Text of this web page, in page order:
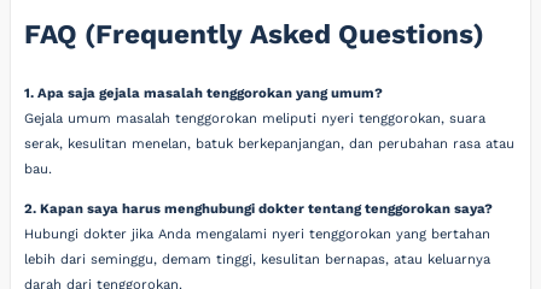
FAQ (Frequently Asked Questions)
1. Apa saja gejala masalah tenggorokan yang umum?
Gejala umum masalah tenggorokan meliputi nyeri tenggorokan, suara
serak, kesulitan menelan, batuk berkepanjangan, dan perubahan rasa atau
bau.
2. Kapan saya harus menghubungi dokter tentang tenggorokan saya?
Hubungi dokter jika Anda mengalami nyeri tenggorokan yang bertahan
lebih dari seminggu, demam tinggi, kesulitan bernapas, atau keluarnya
darah dari tenggorokan.